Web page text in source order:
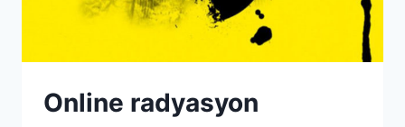
Online radyasyon